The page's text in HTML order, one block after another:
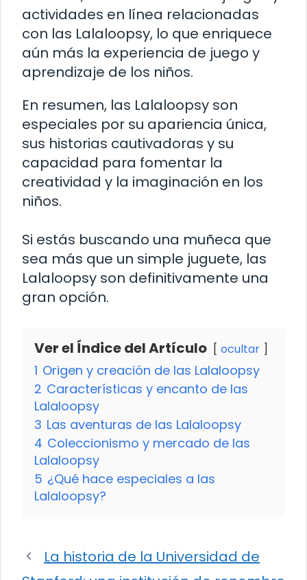
actividades en línea relacionadas
con las Lalaloopsy, lo que enriquece
aún más la experiencia de juego y
aprendizaje de los niños.
En resumen, las Lalaloopsy son
especiales por su apariencia única,
sus historias cautivadoras y su
capacidad para fomentar la
creatividad y la imaginación en los
niños.
Si estás buscando una muñeca que
sea más que un simple juguete, las
Lalaloopsy son definitivamente una
gran opción.
Ver el Índice del Artículo ocultar
1 Origen y creación de las Lalaloopsy
2 Características y encanto de las
Lalaloopsy
3 Las aventuras de las Lalaloopsy
4 Coleccionismo y mercado de las
Lalaloopsy
5 ¿Qué hace especiales a las
Lalaloopsy?
La historia de la Universidad de